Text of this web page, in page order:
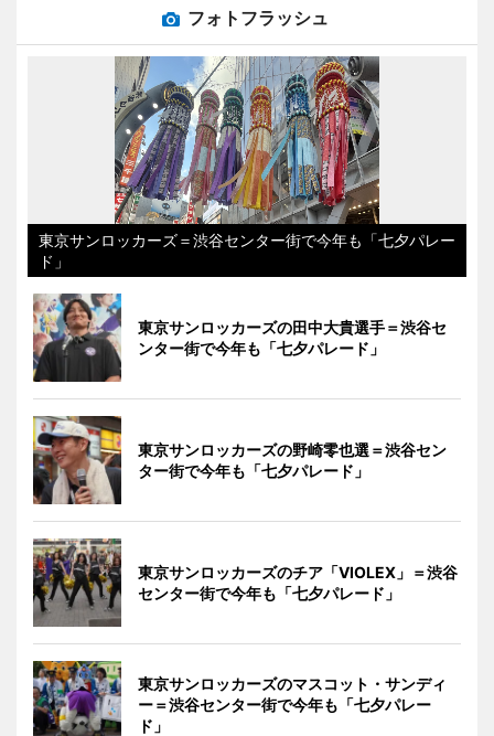
フォトフラッシュ
東京サンロッカーズ＝渋谷センター街で今年も「七夕パレー
ド」
東京サンロッカーズの田中大貴選手＝渋谷セ
ンター街で今年も「七夕パレード」
東京サンロッカーズの野崎零也選＝渋谷セン
ター街で今年も「七夕パレード」
東京サンロッカーズのチア「VIOLEX」＝渋谷
センター街で今年も「七夕パレード」
東京サンロッカーズのマスコット・サンディ
ー＝渋谷センター街で今年も「七夕パレー
ド」